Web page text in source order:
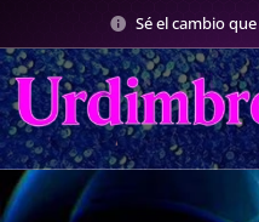
Sé el cambio